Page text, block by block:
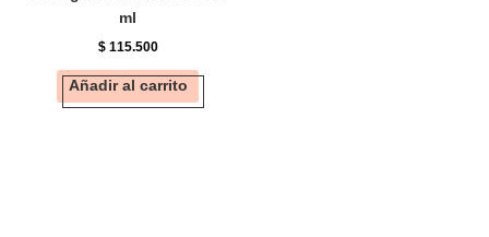
ml
$115.500
Añadir al carrito